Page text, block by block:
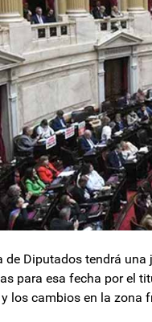
de Diputados tendrá
para esa fecha por el
los cambios en la zona